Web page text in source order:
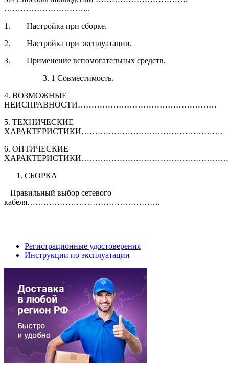
…………………………..
1. Настройка при сборке.
2. Настройка при эксплуатации.
3. Применение вспомогательных средств.
3. 1 Совместимость.
4. ВОЗМОЖНЫЕ
НЕИСПРАВНОСТИ……………………………………………
5. ТЕХНИЧЕСКИЕ
ХАРАКТЕРИСТИКИ…………………………………………….
6. ОПТИЧЕСКИЕ
ХАРАКТЕРИСТИКИ………………………………………………
СБОРКА
Правильный выбор сетевого
кабеля………………………………………….
Регистрационные удостоверения
Инструкции по эксплуатации